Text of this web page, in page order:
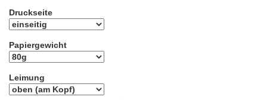
Druckseite
Papiergewicht
Leimung